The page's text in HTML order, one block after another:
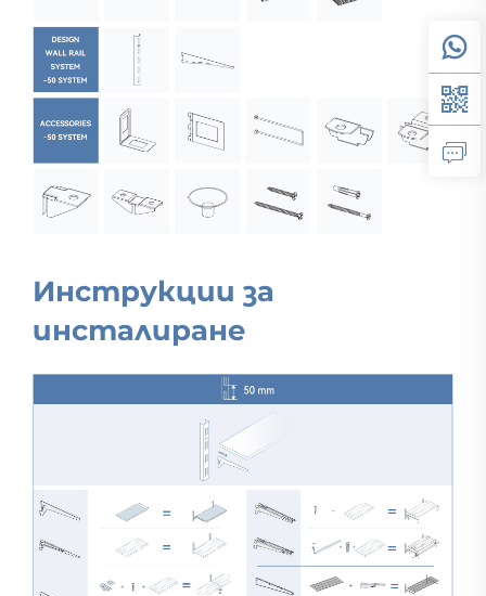
Инструкции за
инсталиране